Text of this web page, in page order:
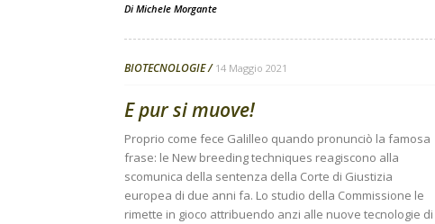
Di Michele Morgante
BIOTECNOLOGIE 14 Maggio 2021
E pur si muove!
Proprio come fece Galilleo quando pronunciò la famosa
frase: le New breeding techniques reagiscono alla
scomunica della sentenza della Corte di Giustizia
europea di due anni fa. Lo studio della Commissione le
rimette in gioco attribuendo anzi alle nuove tecnologie di